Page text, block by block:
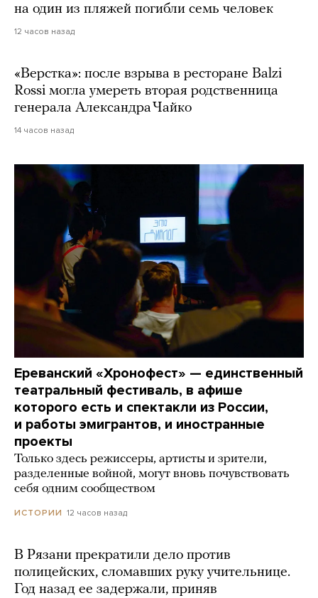
на один из пляжей погибли семь человек
12 часов назад
«Верстка»: после взрыва в ресторане Balzi
Rossi могла умереть вторая родственница
генерала Александра Чайко
14 часов назад
Ереванский «Хронофест» — единственный
театральный фестиваль, в афише
которого есть и спектакли из России,
и работы эмигрантов, и иностранные
проекты
Только здесь режиссеры, артисты и зрители,
разделенные войной, могут вновь почувствовать
себя одним сообществом
ИСТОРИИ 12 часов назад
В Рязани прекратили дело против
полицейских, сломавших руку учительнице.
Год назад ее задержали, приняв